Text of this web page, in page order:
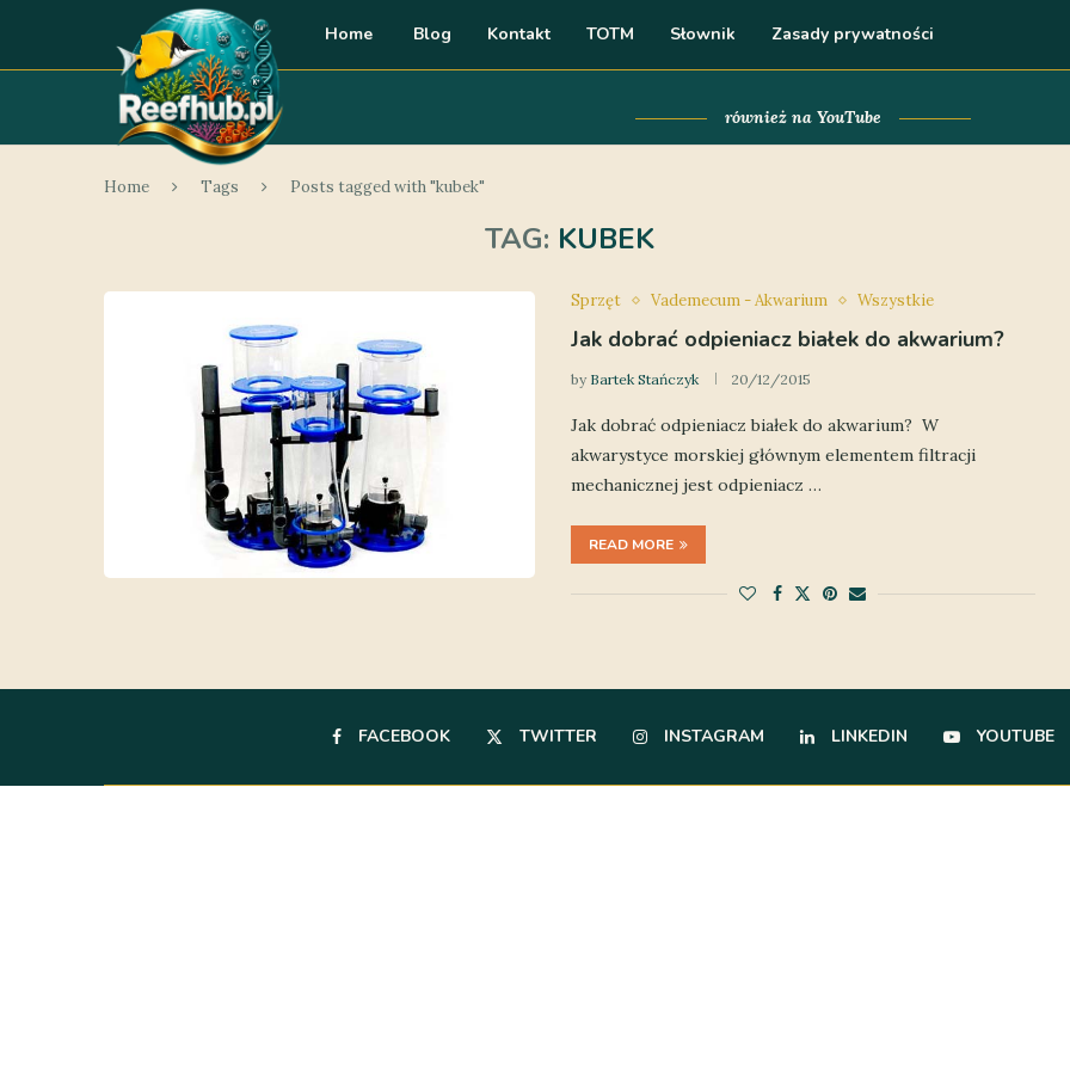
Home Blog Kontakt TOTM Słownik Zasady prywatności
również na YouTube
Home Tags Posts tagged with "kubek"
TAG: KUBEK
Sprzęt Vademecum - Akwarium Wszystkie
Jak dobrać odpieniacz białek do akwarium?
by Bartek Stańczyk 20/12/2015
Jak dobrać odpieniacz białek do akwarium? W
akwarystyce morskiej głównym elementem filtracji
mechanicznej jest odpieniacz …
READ MORE
FACEBOOK TWITTER INSTAGRAM LINKEDIN YOUTUBE